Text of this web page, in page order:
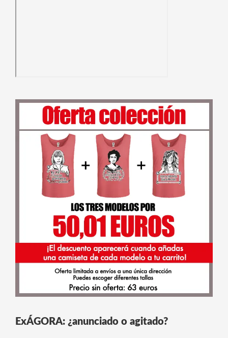
ExÁGORA: ¿anunciado o agitado?